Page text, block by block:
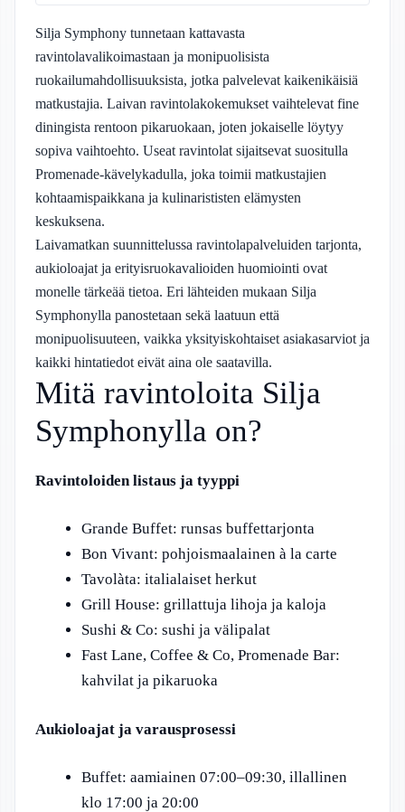
Silja Symphony tunnetaan kattavasta
ravintolavalikoimastaan ja monipuolisista
ruokailumahdollisuuksista, jotka palvelevat kaikenikäisiä
matkustajia. Laivan ravintolakokemukset vaihtelevat fine
diningista rentoon pikaruokaan, joten jokaiselle löytyy
sopiva vaihtoehto. Useat ravintolat sijaitsevat suositulla
Promenade-kävelykadulla, joka toimii matkustajien
kohtaamispaikkana ja kulinarististen elämysten
keskuksena.
Laivamatkan suunnittelussa ravintolapalveluiden tarjonta,
aukioloajat ja erityisruokavalioiden huomiointi ovat
monelle tärkeää tietoa. Eri lähteiden mukaan Silja
Symphonylla panostetaan sekä laatuun että
monipuolisuuteen, vaikka yksityiskohtaiset asiakasarviot ja
kaikki hintatiedot eivät aina ole saatavilla.
Mitä ravintoloita Silja
Symphonylla on?
Ravintoloiden listaus ja tyyppi
Grande Buffet: runsas buffettarjonta
Bon Vivant: pohjoismaalainen à la carte
Tavolàta: italialaiset herkut
Grill House: grillattuja lihoja ja kaloja
Sushi & Co: sushi ja välipalat
Fast Lane, Coffee & Co, Promenade Bar:
kahvilat ja pikaruoka
Aukioloajat ja varausprosessi
Buffet: aamiainen 07:00–09:30, illallinen
klo 17:00 ja 20:00